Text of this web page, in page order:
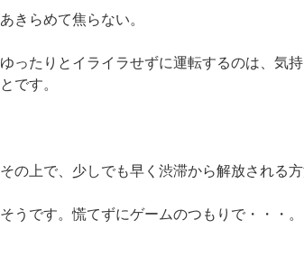
あきらめて焦らない。
ゆったりとイライラせずに運転するのは、気
とです。
その上で、少しでも早く渋滞から解放される
そうです。慌てずにゲームのつもりで・・・。